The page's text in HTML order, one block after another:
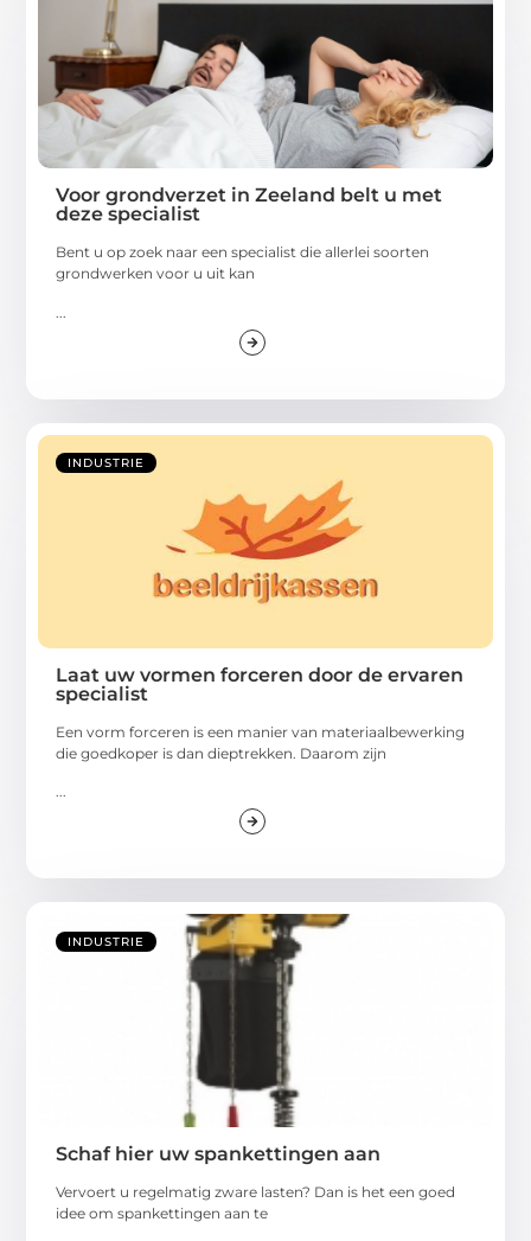
Voor grondverzet in Zeeland belt u met
deze specialist
Bent u op zoek naar een specialist die allerlei soorten
grondwerken voor u uit kan
INDUSTRIE
Laat uw vormen forceren door de ervaren
specialist
Een vorm forceren is een manier van materiaalbewerking
die goedkoper is dan dieptrekken. Daarom zijn
INDUSTRIE
Schaf hier uw spankettingen aan
Vervoert u regelmatig zware lasten? Dan is het een goed
idee om spankettingen aan te